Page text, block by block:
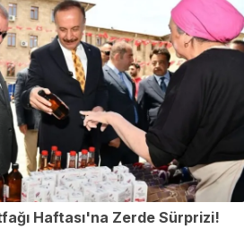
Haftası'na Zerde Sürprizi!